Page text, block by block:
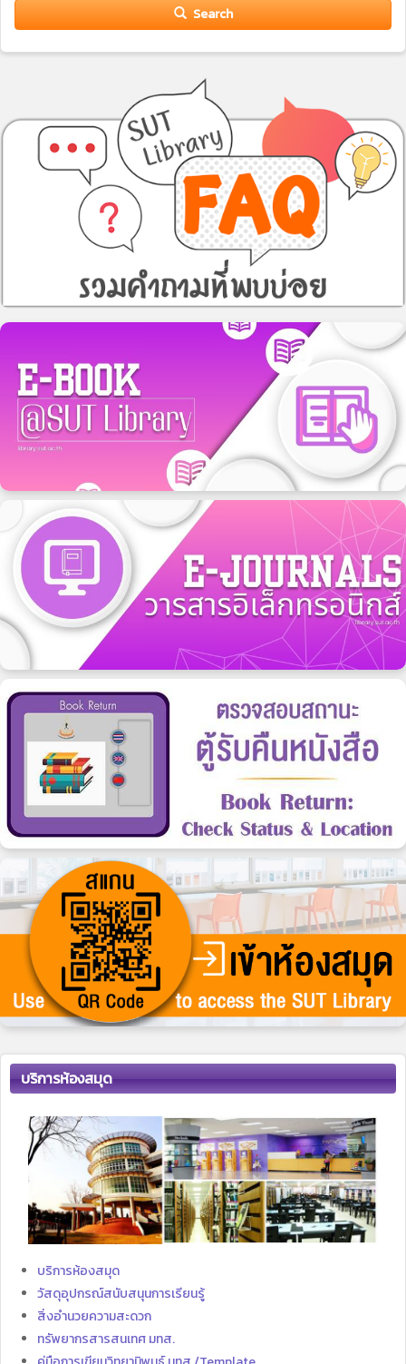
Search
บริการห้องสมุด
บริการห้องสมุด
วัสดุอุปกรณ์สนับสนุนการเรียนรู้
สิ่งอำนวยความสะดวก
ทรัพยากรสารสนเทศ มทส.